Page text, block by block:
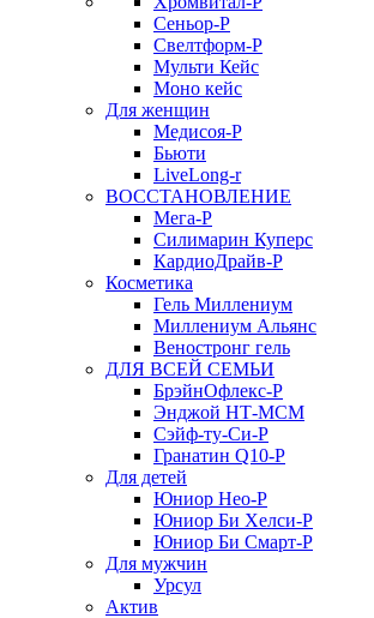
Сеньор-Р
Свелтформ-Р
Мульти Кейс
Моно кейс
Для женщин
Медисоя-Р
Бьюти
LiveLong-r
ВОССТАНОВЛЕНИЕ
Мега-Р
Силимарин Куперс
КардиоДрайв-Р
Косметика
Гель Миллениум
Миллениум Альянс
Веностронг гель
ДЛЯ ВСЕЙ СЕМЬИ
БрэйнОфлекс-Р
Энджой НТ-МСМ
Сэйф-ту-Си-Р
Гранатин Q10-Р
Для детей
Юниор Нео-Р
Юниор Би Хелси-Р
Юниор Би Смарт-Р
Для мужчин
Урсул
Актив